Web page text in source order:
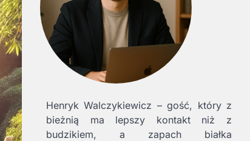
Henryk Walczykiewicz – gość, który z
bieżnią ma lepszy kontakt niż z
budzikiem, a zapach białka